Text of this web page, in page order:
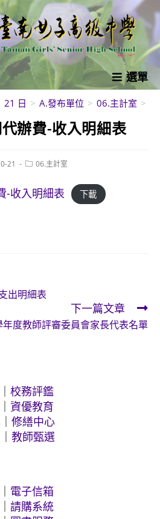
選單
21 日 > A.發布單位 > 06.主計室 >
辦費-收入明細表
21
Post06.主計室
-收入明細表 下載
出明細表
下一篇文章
度教師評審委員會家長代表名單
校務評鑑
資優教育
修繕中心
教師甄選
電子信箱
請購系統